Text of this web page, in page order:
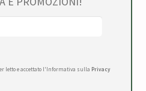
letto e accettato l'Informativa sulla Privacy